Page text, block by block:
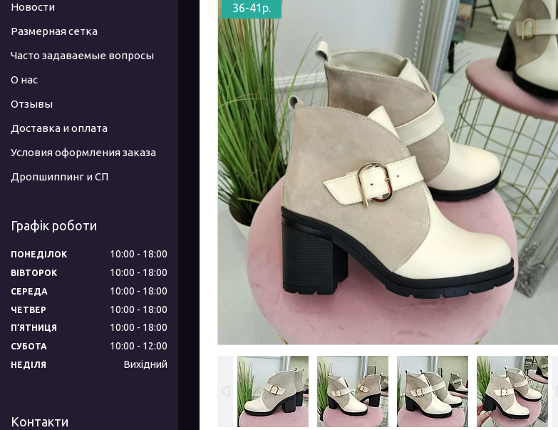
36-41р.
Новости
Размерная сетка
Часто задаваемые вопросы
О нас
Отзывы
Доставка и оплата
Условия оформления заказа
Дропшиппинг и СП
Графік роботи
ПОНЕДІЛОК 10:00 18:00
ВІВТОРОК 10:00 18:00
СЕРЕДА 10:00 18:00
ЧЕТВЕР 10:00 18:00
ПʼЯТНИЦЯ 10:00 18:00
СУБОТА 10:00 12:00
НЕДІЛЯ Вихідний
Контакти